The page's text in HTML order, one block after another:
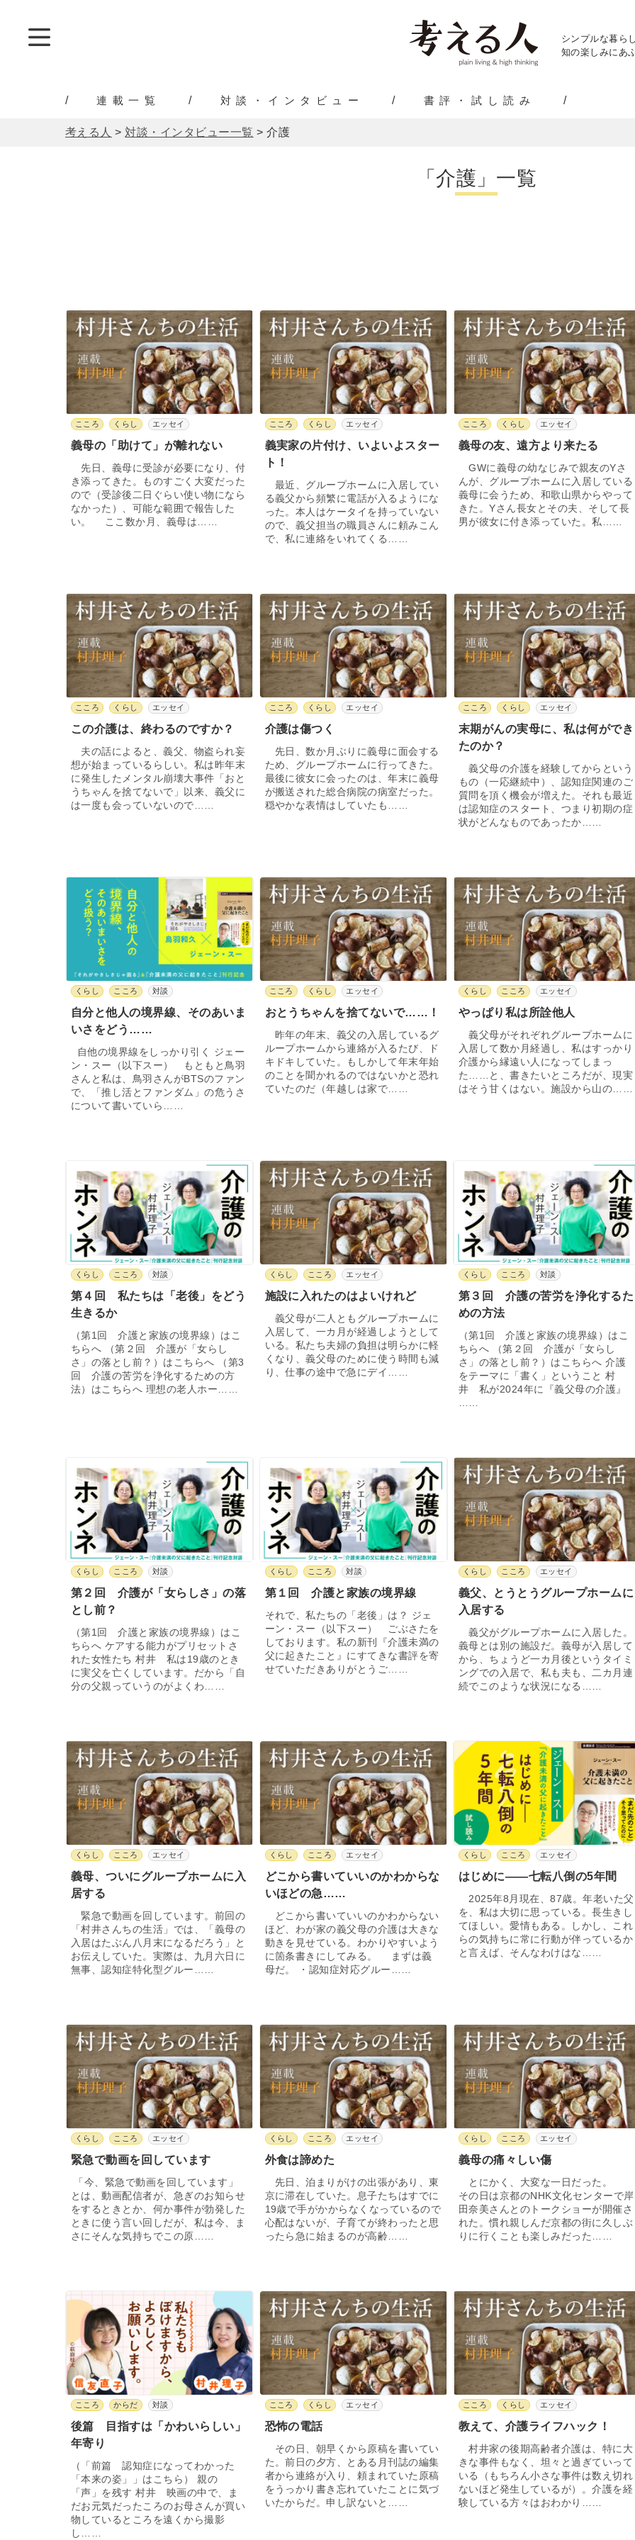
シンプルな暮ら
知の楽しみにあ
連載一覧 対談・インタビュー 書評・試し読み
考える人 > 対談・インタビュー一覧 >介護
「介護」一覧
こころ くらし エッセイ
義母の「助けて」が離れない
先日、義母に受診が必要になり、付
き添ってきた。ものすごく大変だった
ので（受診後二日ぐらい使い物になら
なかった）、可能な範囲で報告した
い。 ここ数か月、義母は……
こころ くらし エッセイ
義実家の片付け、いよいよスター
ト！
最近、グループホームに入居してい
る義父から頻繁に電話が入るようにな
った。本人はケータイを持っていない
ので、義父担当の職員さんに頼みこん
で、私に連絡をいれてくる……
こころ くらし エッセイ
義母の友、遠方より来たる
GWに義母の幼なじみで親友のYさ
んが、グループホームに入居している
義母に会うため、和歌山県からやって
きた。Yさん長女とその夫、そして長
男が彼女に付き添っていた。私……
こころ くらし エッセイ
この介護は、終わるのですか？
夫の話によると、義父、物盗られ妄
想が始まっているらしい。私は昨年末
に発生したメンタル崩壊大事件「おと
うちゃんを捨てないで」以来、義父に
は一度も会っていないので……
こころ くらし エッセイ
介護は傷つく
先日、数か月ぶりに義母に面会する
ため、グループホームに行ってきた。
最後に彼女に会ったのは、年末に義母
が搬送された総合病院の病室だった。
穏やかな表情はしていたも……
こころ くらし エッセイ
末期がんの実母に、私は何ができ
たのか？
義父母の介護を経験してからという
もの（一応継続中）、認知症関連のご
質問を頂く機会が増えた。それも最近
は認知症のスタート、つまり初期の症
状がどんなものであったか……
くらし こころ 対談
自分と他人の境界線、そのあいま
いさをどう……
自他の境界線をしっかり引く ジェー
ン・スー（以下スー） もともと鳥羽
さんと私は、鳥羽さんがBTSのファン
で、「推し活とファンダム」の危うさ
について書いていら……
こころ くらし エッセイ
おとうちゃんを捨てないで……！
昨年の年末、義父の入居しているグ
ループホームから連絡が入るたび、ド
キドキしていた。もしかして年末年始
のことを聞かれるのではないかと恐れ
ていたのだ（年越しは家で……
くらし こころ エッセイ
やっぱり私は所詮他人
義父母がそれぞれグループホームに
入居して数か月経過し、私はすっかり
介護から縁遠い人になってしまっ
た……と、書きたいところだが、現実
はそう甘くはない。施設から山の……
くらし こころ 対談
第４回 私たちは「老後」をどう
生きるか
（第1回 介護と家族の境界線）はこ
ちらへ （第２回 介護が「女らし
さ」の落とし前？）はこちらへ （第3
回 介護の苦労を浄化するための方
法）はこちらへ 理想の老人ホー……
くらし こころ エッセイ
施設に入れたのはよいけれど
義父母が二人ともグループホームに
入居して、一カ月が経過しようとして
いる。私たち夫婦の負担は明らかに軽
くなり、義父母のために使う時間も減
り、仕事の途中で急にデイ……
くらし こころ 対談
第３回 介護の苦労を浄化するた
めの方法
（第1回 介護と家族の境界線）はこ
ちらへ （第２回 介護が「女らし
さ」の落とし前？）はこちらへ 介護
をテーマに「書く」ということ 村
井 私が2024年に『義父母の介護』
くらし こころ 対談
第２回 介護が「女らしさ」の落
とし前？
（第1回 介護と家族の境界線）はこ
ちらへ ケアする能力がプリセットさ
れた女性たち 村井 私は19歳のとき
に実父を亡くしています。だから「自
分の父親っていうのがよくわ……
くらし こころ 対談
第１回 介護と家族の境界線
それで、私たちの「老後」は？ ジェ
ーン・スー（以下スー） ごぶさたを
しております。私の新刊『介護未満の
父に起きたこと』にすてきな書評を寄
せていただきありがとうご……
くらし こころ エッセイ
義父、とうとうグループホームに
入居する
義父がグループホームに入居した。
義母とは別の施設だ。義母が入居して
から、ちょうど一カ月後というタイミ
ングでの入居で、私も夫も、二カ月連
続でこのような状況になる……
くらし こころ エッセイ
義母、ついにグループホームに入
居する
緊急で動画を回しています。前回の
「村井さんちの生活」では、「義母の
入居はたぶん八月末になるだろう」と
お伝えしていた。実際は、九月六日に
無事、認知症特化型グルー……
くらし こころ エッセイ
どこから書いていいのかわからな
いほどの急……
どこから書いていいのかわからない
ほど、わが家の義父母の介護は大きな
動きを見せている。わかりやすいよう
に箇条書きにしてみる。 まずは義
母だ。 ・認知症対応グルー……
くらし こころ エッセイ
はじめに――七転八倒の5年間
2025年8月現在、87歳。年老いた父
を、私は大切に思っている。長生きし
てほしい。愛情もある。しかし、これ
らの気持ちに常に行動が伴っているか
と言えば、そんなわけはな……
くらし こころ エッセイ
緊急で動画を回しています
「今、緊急で動画を回しています」
とは、動画配信者が、急ぎのお知らせ
をするときとか、何か事件が勃発した
ときに使う言い回しだが、私は今、ま
さにそんな気持ちでこの原……
くらし こころ エッセイ
外食は諦めた
先日、泊まりがけの出張があり、東
京に滞在していた。息子たちはすでに
19歳で手がかからなくなっているので
心配はないが、子育てが終わったと思
ったら急に始まるのが高齢……
くらし こころ エッセイ
義母の痛々しい傷
とにかく、大変な一日だった。
その日は京都のNHK文化センターで岸
田奈美さんとのトークショーが開催さ
れた。慣れ親しんだ京都の街に久しぶ
りに行くことも楽しみだった……
こころ からだ 対談
後篇 目指すは「かわいらしい」
年寄り
（「前篇 認知症になってわかった
「本来の姿」」はこちら） 親の
「声」を残す 村井 映画の中で、ま
だお元気だったころのお母さんが買い
物しているところを遠くから撮影
し……
こころ くらし エッセイ
恐怖の電話
その日、朝早くから原稿を書いてい
た。前日の夕方、とある月刊誌の編集
者から連絡が入り、頼まれていた原稿
をうっかり書き忘れていたことに気づ
いたからだ。申し訳ないと……
こころ くらし エッセイ
教えて、介護ライフハック！
村井家の後期高齢者介護は、特に大
きな事件もなく、坦々と過ぎていって
いる（もちろん小さな事件は数え切れ
ないほど発生しているが）。介護を経
験している方々はおわかり……